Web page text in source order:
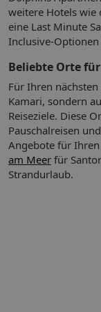
Bad oder
Sat.-TV,
Balkon-/
WLAN
Safe (inklusive)
Klimaanlage
min. Belegung
Belegung
#2
gemütlich, hell
Zimmergröße
weitere Hotels wie
eine Last Minute
Inclusive-
Beliebte Orte
Für Ihren
Kamari, sondern
Reiseziele. Diese
Pauschalreisen
Angebote für
am Meer für
Strandurlaub.